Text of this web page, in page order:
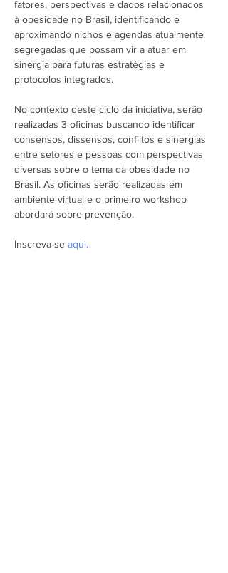
fatores, perspectivas e dados relacionados
à obesidade no Brasil, identificando e
aproximando nichos e agendas atualmente
segregadas que possam vir a atuar em
sinergia para futuras estratégias e
protocolos integrados.
No contexto deste ciclo da iniciativa, serão
realizadas 3 oficinas buscando identificar
consensos, dissensos, conflitos e sinergias
entre setores e pessoas com perspectivas
diversas sobre o tema da obesidade no
Brasil. As oficinas serão realizadas em
ambiente virtual e o primeiro workshop
Inscreva-se aqui.